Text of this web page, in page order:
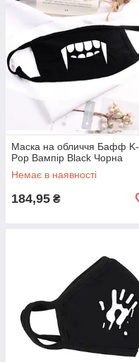
Маска на обличчя Бафф K-
Pop Вампір Black Чорна
Немає в наявності
184,95 ₴